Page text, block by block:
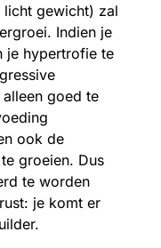
licht gewicht) zal
Indien je
je hypertrofie te
goed te
ook de
groeien. Dus
te worden
je komt er